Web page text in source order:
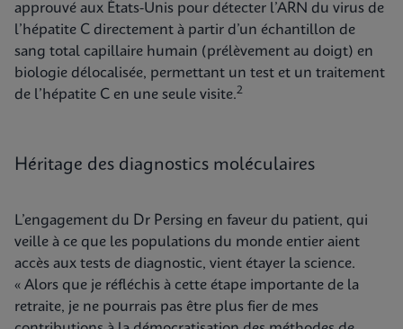
approuvé aux États-Unis pour détecter l’ARN du virus de
l’hépatite C directement à partir d’un échantillon de
sang total capillaire humain (prélèvement au doigt) en
biologie délocalisée, permettant un test et un traitement
de l’hépatite C en une seule visite.2
Héritage des diagnostics moléculaires
L’engagement du Dr Persing en faveur du patient, qui
veille à ce que les populations du monde entier aient
accès aux tests de diagnostic, vient étayer la science.
« Alors que je réfléchis à cette étape importante de la
retraite, je ne pourrais pas être plus fier de mes